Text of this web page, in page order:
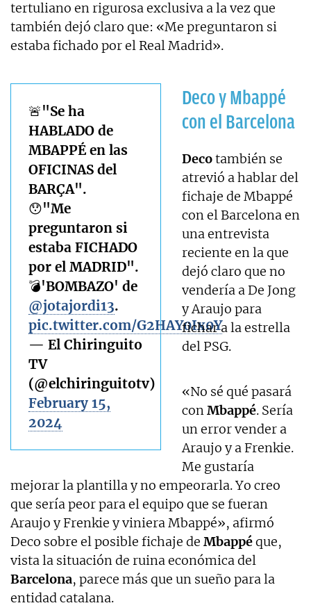
tertuliano en rigurosa exclusiva a la vez que
también dejó claro que: «Me preguntaron si
estaba fichado por el Real Madrid».
🚨"Se ha
HABLADO de
MBAPPÉ en las
OFICINAS del
BARÇA".
😯"Me
preguntaron si
estaba FICHADO
por el MADRID".
💣'BOMBAZO' de
@jotajordi13.
pic.twitter.com/G2HAY0Ix0Y
— El Chiringuito
TV
(@elchiringuitotv)
February 15,
2024
Deco y Mbappé
con el Barcelona
Decotambién se
atrevió a hablar del
fichaje de Mbappé
con el Barcelona en
una entrevista
reciente en la que
dejó claro que no
vendería a De Jong
y Araujo para
fichar a la estrella
del PSG.
«No sé qué pasará
conMbappé. Sería
un error vender a
Araujo y a Frenkie.
Me gustaría
mejorar la plantilla y no empeorarla. Yo creo
que sería peor para el equipo que se fueran
Araujo y Frenkie y viniera Mbappé», afirmó
Deco sobre el posible fichaje de Mbappéque,
vista la situación de ruina económica del
Barcelona, parece más que un sueño para la
entidad catalana.